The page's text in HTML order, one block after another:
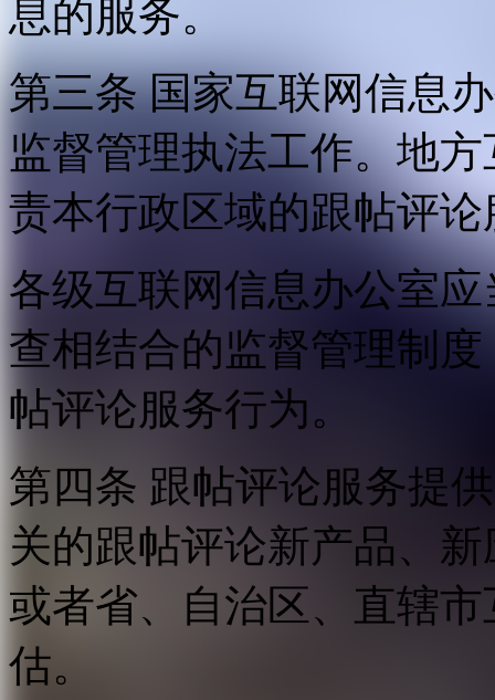
息的服务。
第三条 国家互联网信息
监督管理执法工作。地
责本行政区域的跟帖评
各级互联网信息办公室
查相结合的监督管理制
帖评论服务行为。
第四条 跟帖评论服务提
关的跟帖评论新产品、
或者省、自治区、直辖
估。